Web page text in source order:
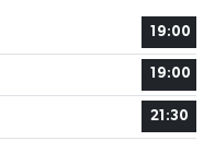
19:00
19:00
21:30